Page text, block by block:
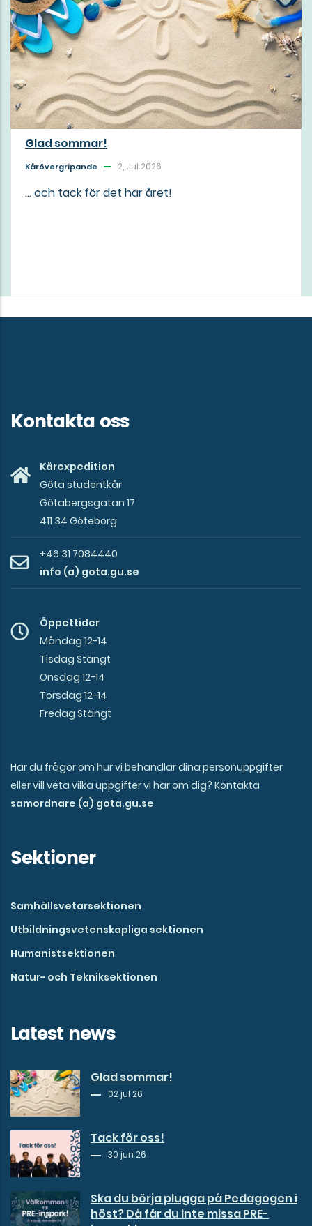
Glad sommar!
Kårövergripande 2, Jul 2026
... och tack för det här året!
Kontakta oss
Kårexpedition
Göta studentkår
Götabergsgatan 17
411 34 Göteborg
+46 31 7084440
info (a) gota.gu.se
Öppettider
Måndag 12-14
Tisdag Stängt
Onsdag 12-14
Torsdag 12-14
Fredag Stängt
Har du frågor om hur vi behandlar dina personuppgifter
eller vill veta vilka uppgifter vi har om dig? Kontakta
samordnare (a) gota.gu.se
Sektioner
Samhällsvetarsektionen
Utbildningsvetenskapliga sektionen
Humanistsektionen
Natur- och Tekniksektionen
Latest news
Glad sommar!
02 jul 26
Tack för oss!
30 jun 26
Ska du börja plugga på Pedagogen i
höst? Då får du inte missa PRE-